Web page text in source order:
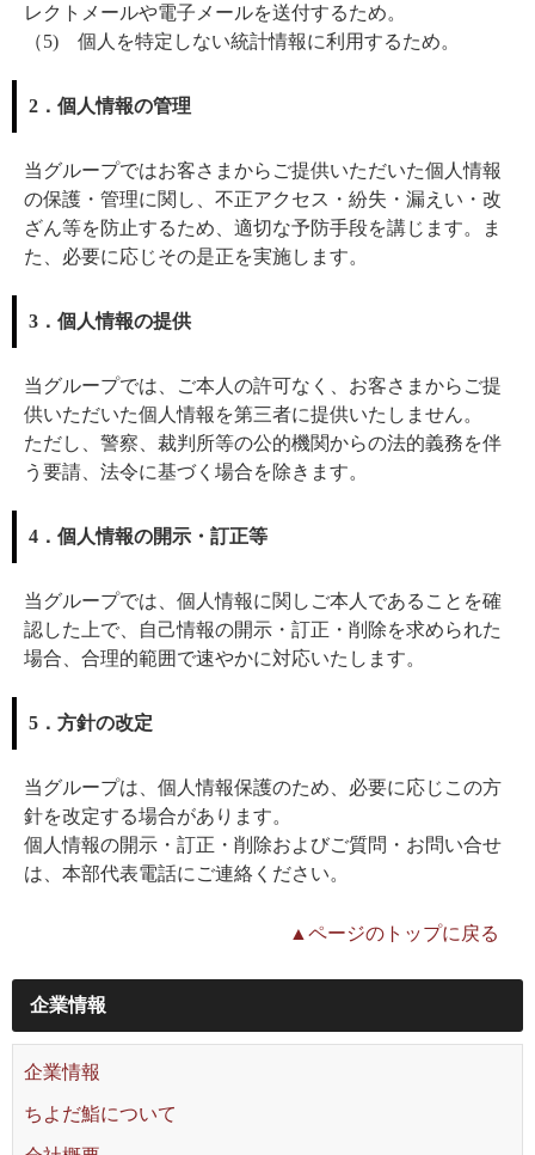
レクトメールや電子メールを送付するため。
（5) 個人を特定しない統計情報に利用するため。
2．個人情報の管理
当グループではお客さまからご提供いただいた個人情報
の保護・管理に関し、不正アクセス・紛失・漏えい・改
ざん等を防止するため、適切な予防手段を講じます。ま
た、必要に応じその是正を実施します。
3．個人情報の提供
当グループでは、ご本人の許可なく、お客さまからご提
供いただいた個人情報を第三者に提供いたしません。
ただし、警察、裁判所等の公的機関からの法的義務を伴
う要請、法令に基づく場合を除きます。
4．個人情報の開示・訂正等
当グループでは、個人情報に関しご本人であることを確
認した上で、自己情報の開示・訂正・削除を求められた
場合、合理的範囲で速やかに対応いたします。
5．方針の改定
当グループは、個人情報保護のため、必要に応じこの方
針を改定する場合があります。
個人情報の開示・訂正・削除およびご質問・お問い合せ
は、本部代表電話にご連絡ください。
▲ページのトップに戻る
企業情報
企業情報
ちよだ鮨について